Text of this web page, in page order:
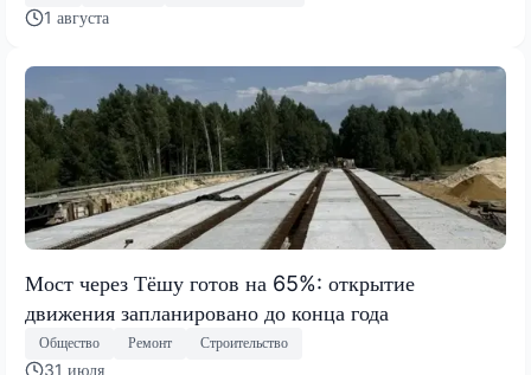
1 августа
Мост через Тёшу готов на 65%: открытие
движения запланировано до конца года
Общество Ремонт Строительство
31 июля